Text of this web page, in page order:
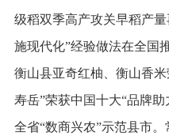
级稻双季高产攻关早稻产
施现代化”经验做法在全国
衡山县亚奇红柚、衡山香
寿岳”荣获中国十大“品牌
全省“数商兴农”示范县市